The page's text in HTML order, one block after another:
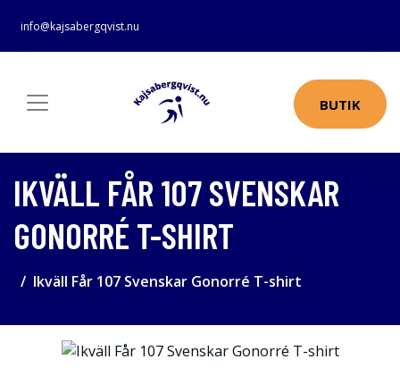
info@kajsabergqvist.nu
BUTIK
IKVÄLL FÅR 107 SVENSKAR
GONORRÉ T-SHIRT
Ikväll Får 107 Svenskar Gonorré T-shirt